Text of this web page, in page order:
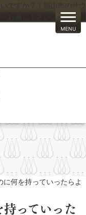
に何を持っていったらよ
っていった